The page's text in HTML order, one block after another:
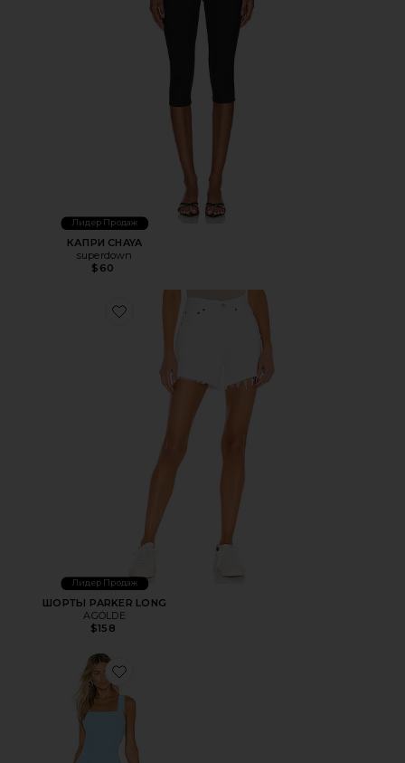
Лидер Продаж
КАПРИ CHAYA
superdown
$60
Favorite ШОРТЫ PARKER LONG
Лидер Продаж
ШОРТЫ PARKER LONG
AGOLDE
$158
Favorite МИНИ ПЛАТЬЕ ACE